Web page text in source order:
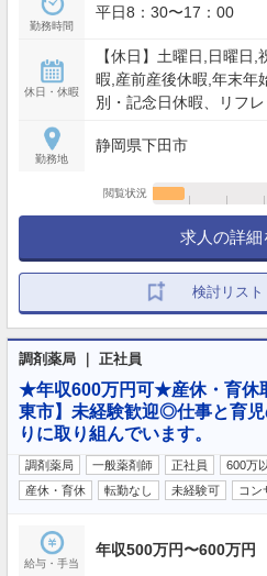
勤務時間
平日8：30〜17：00
休日・休暇
【休日】土曜日,日曜
暇,産前産後休暇,年末
別・記念日休暇、リフ
勤務地
静岡県下田市
閲覧状況
求人の詳細
検討リスト
調剤薬局 ｜ 正社員
★年収600万円可★産休・育休
東市】未経験歓迎◎仕事と育児
りに取り組んでいます。
調剤薬局 一般薬剤師 正社員 600万
産休・育休
転勤なし 未経験可 コン
給与・手当
年収500万円〜600万円